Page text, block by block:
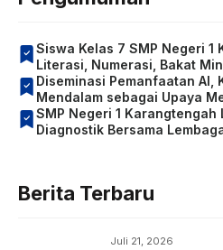
Siswa Kelas 7 SMP Negeri 1
Literasi, Numerasi, Bakat
Kondisi Sosial Emosional
Diseminasi Pemanfaatan AI,
Mendalam sebagai Upaya
Guru
SMP Negeri 1 Karangtengah
Diagnostik Bersama
Berita Terbaru
Juli 21, 2026